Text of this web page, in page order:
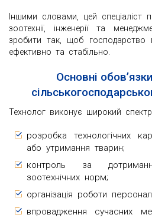
Іншими словами, цей спеціаліст
зоотехнії, інженерії та
зробити так, щоб господарство
ефективно та стабільно.
Основні
Технолог виконує широкий
розробка технологічних
або утримання тварин;
контроль за
зоотехнічних норм;
організація роботи
впровадження сучасних